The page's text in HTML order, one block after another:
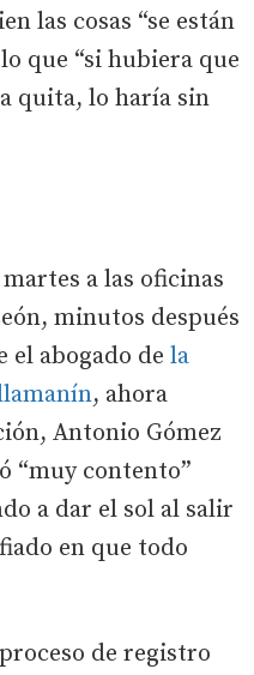
las cosas “se están
que “si hubiera que
quita, lo haría sin
a las oficinas
minutos después
el abogado de la
, ahora
Antonio Gómez
“muy contento”
a dar el sol al salir
en que todo
de registro